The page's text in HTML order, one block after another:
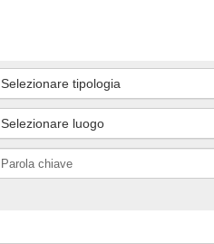
Selezionare tipologia
Selezionare luogo